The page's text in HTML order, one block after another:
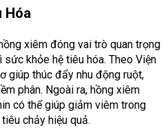
Hóa
xiêm đóng vai trò quan trọng
khỏe hệ tiêu hóa. Theo Viện
giúp thúc đẩy nhu động ruột,
phân. Ngoài ra, hồng xiêm
có thể giúp giảm viêm trong
chảy hiệu quả.